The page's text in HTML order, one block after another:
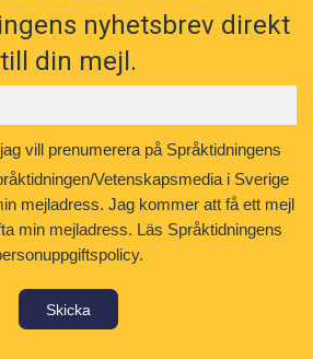
nyhetsbrev direkt
till din mejl.
vill prenumerera på Språktidningens
Vetenskapsmedia i Sverige
mejladress. Jag kommer att få ett mejl
min mejladress. Läs Språktidningens
Skicka